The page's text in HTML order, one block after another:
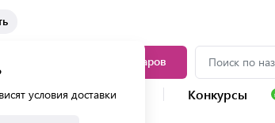
условия доставки
Каталог товаров
Каталог услуг Конкурсы